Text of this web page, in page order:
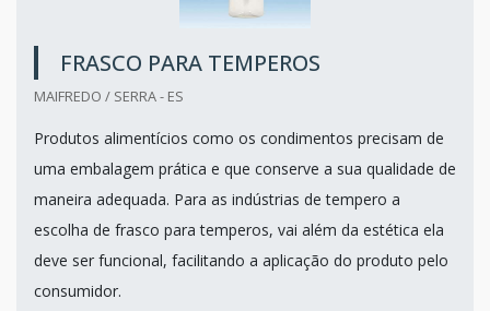
FRASCO PARA TEMPEROS
MAIFREDO / SERRA - ES
Produtos alimentícios como os condimentos precisam de
uma embalagem prática e que conserve a sua qualidade de
maneira adequada. Para as indústrias de tempero a
escolha de frasco para temperos, vai além da estética ela
deve ser funcional, facilitando a aplicação do produto pelo
consumidor.